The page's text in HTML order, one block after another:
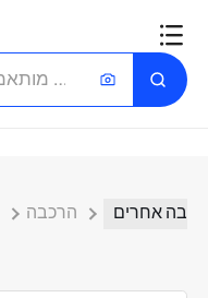
הרכבה אחרים